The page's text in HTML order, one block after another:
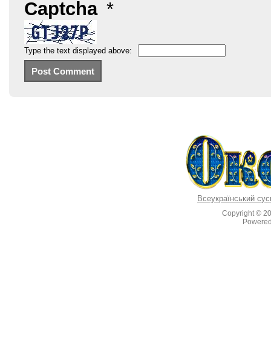
Captcha *
Type the text displayed above:
Всеукраїнський
Copyright ©